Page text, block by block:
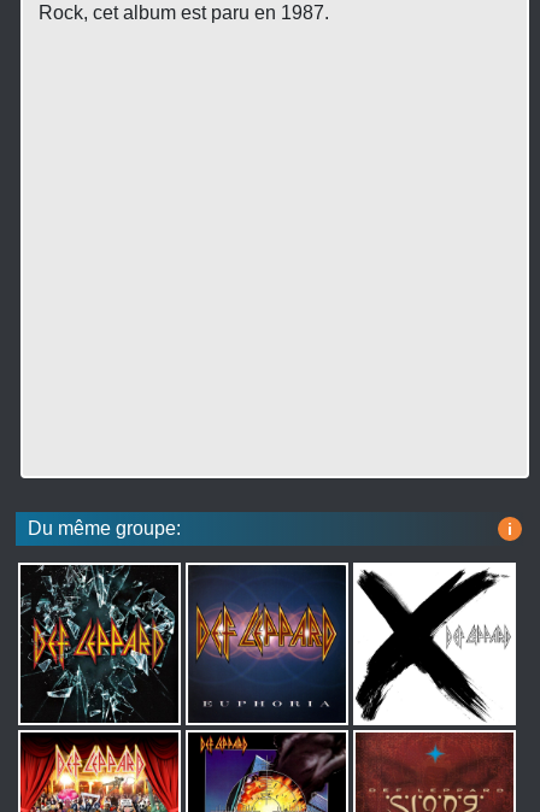
Rock, cet album est paru en 1987.
Du même groupe: i